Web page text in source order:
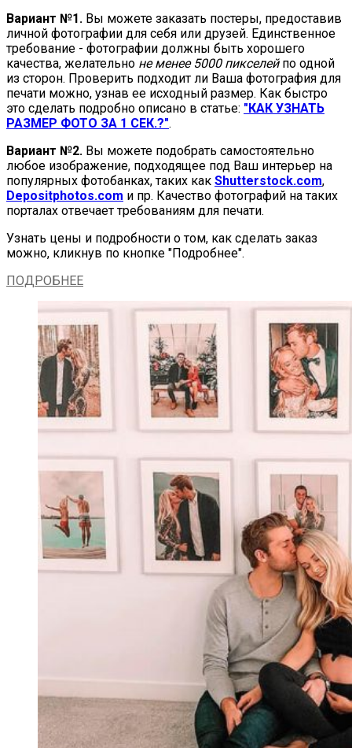
Вариант №1. Вы можете заказать постеры, предоставив
личной фотографии для себя или друзей. Единственное
требование - фотографии должны быть хорошего
качества, желательно не менее 5000 пикселейпо одной
из сторон. Проверить подходит ли Ваша фотография для
печати можно, узнав ее исходный размер. Как быстро
это сделать подробно описано в статье: "КАК УЗНАТЬ
РАЗМЕР ФОТО ЗА 1 СЕК.?".
Вариант №2. Вы можете подобрать самостоятельно
любое изображение, подходящее под Ваш интерьер на
популярных фотобанках, таких как Shutterstock.com,
Depositphotos.com и пр. Качество фотографий на таких
порталах отвечает требованиям для печати.
Узнать цены и подробности о том, как сделать заказ
можно, кликнув по кнопке "Подробнее".
ПОДРОБНЕЕ